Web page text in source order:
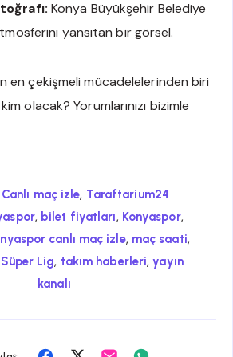
Konya Büyükşehir Belediye
yansıtan bir görsel.
en çekişmeli mücadelelerinden biri
olacak? Yorumlarınızı bizimle
Canlı maç izle, Taraftarium24
, bilet fiyatları, Konyaspor,
canlı maç izle, maç saati,
Süper Lig, takım haberleri,yayın
kanalı